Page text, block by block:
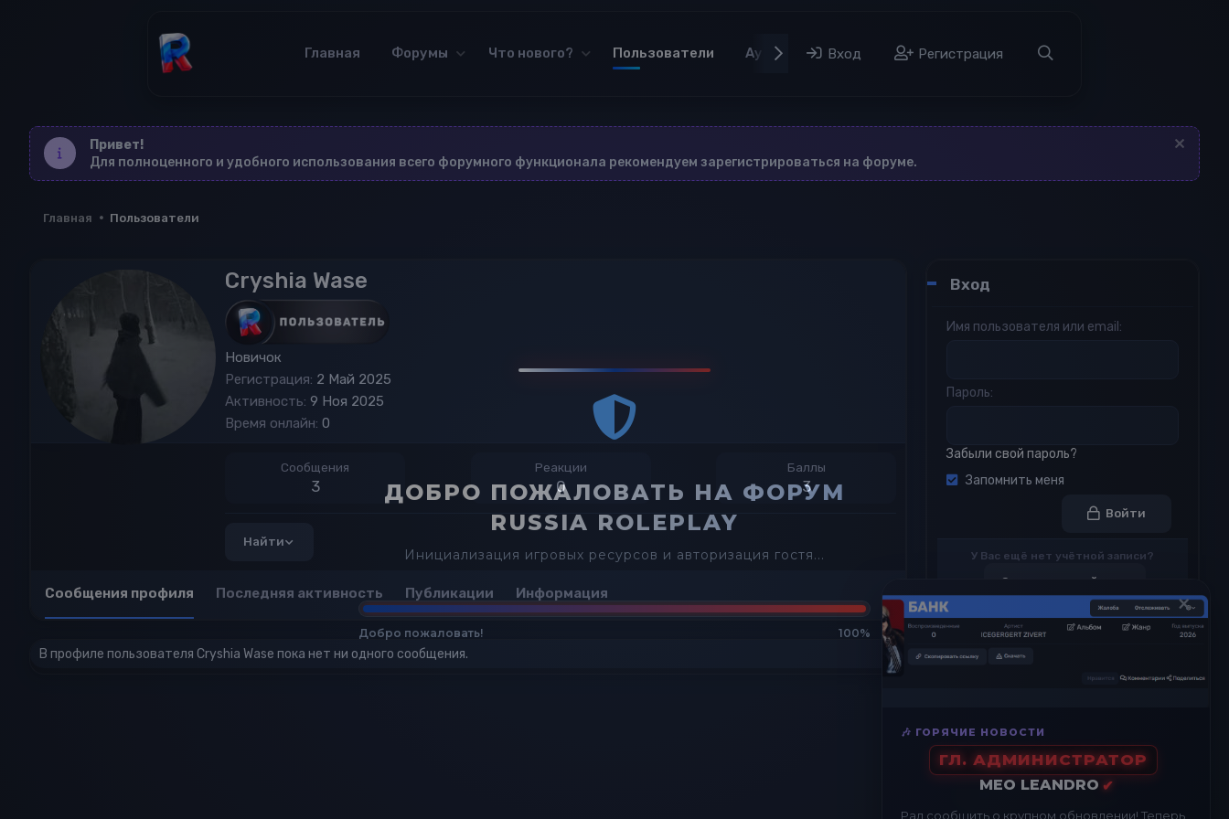
Главная Форумы Что нового? Пользователи Аудиотека Вход Регистрация
Привет!
Для полноценного и удобного использования всего форумного функционала рекомендуем зарегистрироваться на форуме.
Главная Пользователи
Cryshia Wase
Новичок
Регистрация 2 Май 2025
Активность 9 Ноя 2025
Время онлайн 0
Сообщения
3
Реакции
0
Баллы
3
Найти
Сообщения профиля Последняя активность Публикации Информация
В профиле пользователя Cryshia Wase пока нет ни одного сообщения.
Вход
Имя пользователя или email
Пароль
Забыли свой пароль?
Запомнить меня
Войти
У Вас ещё нет учётной записи?
Зарегистрируйтесь
Просмотров профиля
Недавние просмотры
ДОБРО ПОЖАЛОВАТЬ НА ФОРУМ
RUSSIA ROLEPLAY
Инициализация игровых ресурсов и авторизация гостя...
Добро пожаловать! 100%
×
🎶 ГОРЯЧИЕ НОВОСТИ
ГЛ. АДМИНИСТРАТОР
MEO LEANDRO ✔
Рад сообщить о крупном обновлении! Теперь